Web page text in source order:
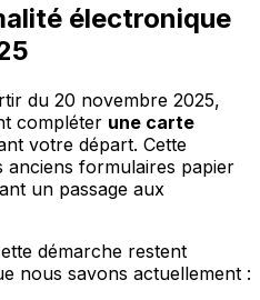
électronique
du 20 novembre 2025,
compléter une carte
votre départ. Cette
anciens formulaires papier
un passage aux
démarche restent
nous savons actuellement :